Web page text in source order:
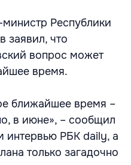
Республики
заявил, что
вопрос может
время.
ближайшее время –
в июне», – сообщил
интервью РБК daily, а
только загадочно